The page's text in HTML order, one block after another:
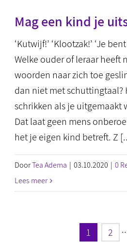
Mag een kind je
‘Kutwijf!’ ‘Klootzak!’ ‘Je
Welke ouder of leraar heeft
woorden naar zich toe
dan niet met schuttingtaal?
schrikken als je uitgemaakt
Dat laat geen mens
het je eigen kind betreft. Z
DoorTea Adema | 03.10.2020 | 0
Lees meer
1 2